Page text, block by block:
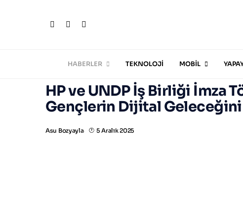
HABERLER TEKNOLOJİ MOBİL
HP ve UNDP İş Birliği İmza
Gençlerin Dijital
Asu Bozyayla 5 Aralık 2025